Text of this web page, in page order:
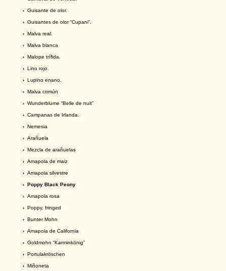
› Guisante de olor.
› Guisantes de olor “Cupani”.
› Malva real.
› Malva blanca
› Malope trífida.
› Lino rojo.
› Lupino enano.
› Malva común
› Wunderblume “Belle de nuit”
› Campanas de Irlanda.
› Nemesia
› Arañuela
› Mezcla de arañuelas
› Amapola de maiz
› Amapola silvestre
› Poppy Black Peony
› Amapola rosa
› Poppy, fringed
› Bunter Mohn
› Amapola de California
› Goldmohn “Karminkönig”
› Portulakröschen
› Miñoneta